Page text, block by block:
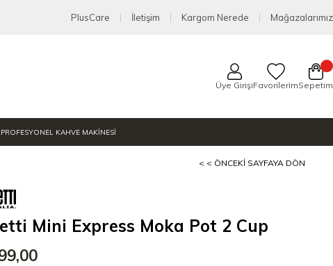
PlusCare İletişim Kargom Nerede Mağazalarımız
Üye GirişiFavorilerimSepetim
PROFESYONEL KAHVE MAKİNESİ
< < ÖNCEKI SAYFAYA DÖN
Mini Express Moka Pot 2 Cup